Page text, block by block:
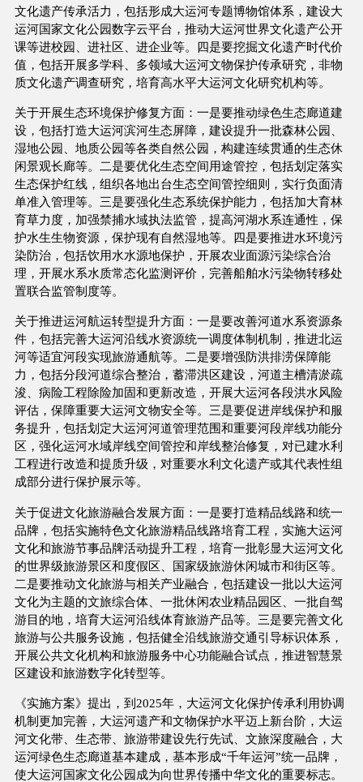
文化遗产传承活力，包括形成大运河专题博物馆体系，建设大
运河国家文化公园数字云平台，推动大运河世界文化遗产公开
课等进校园、进社区、进企业等。四是要挖掘文化遗产时代价
值，包括开展多学科、多领域大运河文物保护传承研究，非物
质文化遗产调查研究，培育高水平大运河文化研究机构等。
关于开展生态环境保护修复方面：一是要推动绿色生态廊道建
设，包括打造大运河滨河生态屏障，建设提升一批森林公园、
湿地公园、地质公园等各类自然公园，构建连续贯通的生态休
闲景观长廊等。二是要优化生态空间用途管控，包括划定落实
生态保护红线，组织各地出台生态空间管控细则，实行负面清
单准入管理等。三是要强化生态系统保护能力，包括加大育林
育草力度，加强禁捕水域执法监管，提高河湖水系连通性，保
护水生生物资源，保护现有自然湿地等。四是要推进水环境污
染防治，包括饮用水水源地保护，开展农业面源污染综合治
理，开展水系水质常态化监测评价，完善船舶水污染物转移处
置联合监管制度等。
关于推进运河航运转型提升方面：一是要改善河道水系资源条
件，包括完善大运河沿线水资源统一调度体制机制，推进北运
河等适宜河段实现旅游通航等。二是要增强防洪排涝保障能
力，包括分段河道综合整治，蓄滞洪区建设，河道主槽清淤疏
浚、病险工程除险加固和更新改造，开展大运河各段洪水风险
评估，保障重要大运河文物安全等。三是要促进岸线保护和服
务提升，包括划定大运河河道管理范围和重要河段岸线功能分
区，强化运河水域岸线空间管控和岸线整治修复，对已建水利
工程进行改造和提质升级，对重要水利文化遗产或其代表性组
成部分进行保护展示等。
关于促进文化旅游融合发展方面：一是要打造精品线路和统一
品牌，包括实施特色文化旅游精品线路培育工程，实施大运河
文化和旅游节事品牌活动提升工程，培育一批彰显大运河文化
的世界级旅游景区和度假区、国家级旅游休闲城市和街区等。
二是要推动文化旅游与相关产业融合，包括建设一批以大运河
文化为主题的文旅综合体、一批休闲农业精品园区、一批自驾
游目的地，培育大运河沿线体育旅游产品等。三是要完善文化
旅游与公共服务设施，包括健全沿线旅游交通引导标识体系，
开展公共文化机构和旅游服务中心功能融合试点，推进智慧景
区建设和旅游数字化转型等。
《实施方案》提出，到2025年，大运河文化保护传承利用协调
机制更加完善，大运河遗产和文物保护水平迈上新台阶，大运
河文化带、生态带、旅游带建设先行先试、文旅深度融合，大
运河绿色生态廊道基本建成，基本形成“千年运河”统一品牌，
使大运河国家文化公园成为向世界传播中华文化的重要标志。